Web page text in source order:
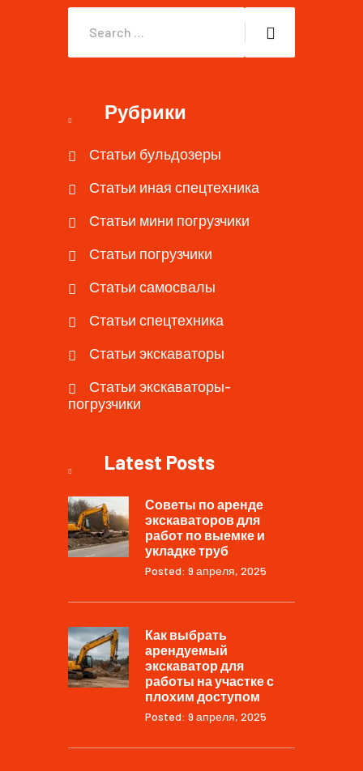
Рубрики
Статьи бульдозеры
Статьи иная спецтехника
Статьи мини погрузчики
Статьи погрузчики
Статьи самосвалы
Статьи спецтехника
Статьи экскаваторы
Статьи экскаваторы-
погрузчики
Latest Posts
Советы по аренде
экскаваторов для
работ по выемке и
укладке труб
Posted: 9 апреля, 2025
Как выбрать
арендуемый
экскаватор для
работы на участке с
плохим доступом
Posted: 9 апреля, 2025